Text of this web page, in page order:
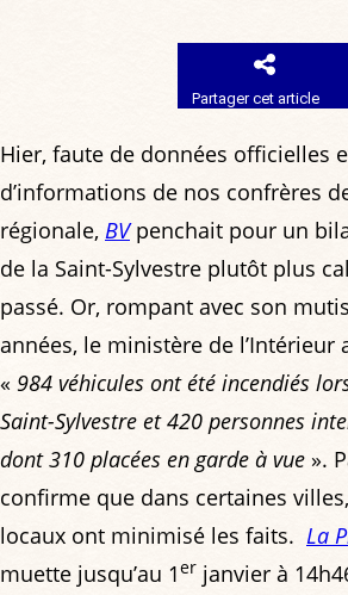
Partager cet article
Hier, faute de données officielles
d’informations de nos confrères
régionale, BVpenchait pour un
de la Saint-Sylvestre plutôt plus
passé. Or, rompant avec son
années, le ministère de l’Intérieur
« 984 véhicules ont été incendiés
Saint-Sylvestre et 420 personnes
dont 310 placées en garde à vue ».
confirme que dans certaines
locaux ont minimisé les faits. La
muette jusqu’au 1er janvier à